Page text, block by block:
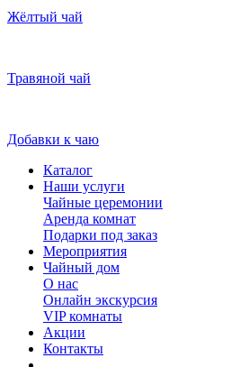
Жёлтый чай
Травяной чай
Добавки к чаю
Каталог
Наши услуги
Чайные церемонии
Аренда комнат
Подарки под заказ
Мероприятия
Чайный дом
О нас
Онлайн экскурсия
VIP комнаты
Акции
Контакты